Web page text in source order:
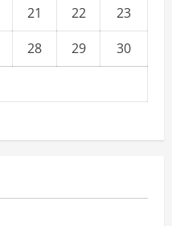
21 22
23
28 29
30